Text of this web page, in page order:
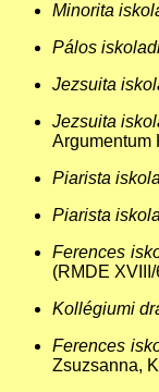
Minorita
Pálos
Jezsuita
Jezsuita
Argumentum
Piarista
Piarista
Ferences
(RMDE
Kollégiumi
Ferences
Zsuzsanna,